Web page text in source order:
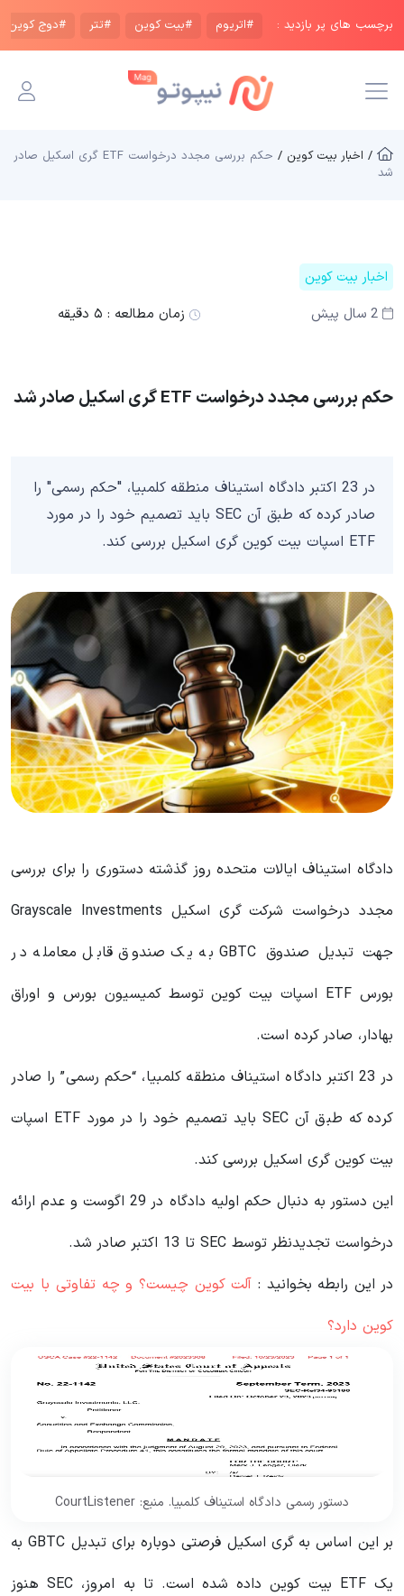
برچسب های پر بازدید : #اتریوم #بیت کوین #تتر #دوج کوین
/ اخبار بیت کوین /
حکم بررسی مجدد درخواست ETF گری اسکیل صادر
شد
اخبار بیت کوین
2 سال پیش
زمان مطالعه : ۵ دقیقه
حکم بررسی مجدد درخواست ETF گری اسکیل صادر شد
در 23 اکتبر دادگاه استیناف منطقه کلمبیا، "حکم رسمی" را
صادر کرده که طبق آن SEC باید تصمیم خود را در مورد
ETF اسپات بیت کوین گری اسکیل بررسی کند.
دادگاه استیناف ایالات متحده روز گذشته دستوری را برای بررسی
مجدد درخواست شرکت گری اسکیل Grayscale Investments
جهت تبدیل صندوق GBTC به یک صندوق قابل معامله در
بورس ETF اسپات بیت کوین توسط کمیسیون بورس و اوراق
بهادار، صادر کرده است.
در 23 اکتبر دادگاه استیناف منطقه کلمبیا، “حکم رسمی” را صادر
کرده که طبق آن SEC باید تصمیم خود را در مورد ETF اسپات
بیت کوین گری اسکیل بررسی کند.
این دستور به دنبال حکم اولیه دادگاه در 29 اگوست و عدم ارائه
درخواست تجدیدنظر توسط SEC تا 13 اکتبر صادر شد.
در این رابطه بخوانید‌ :آلت کوین چیست؟ و چه تفاوتی با بیت
کوین دارد؟
دستور رسمی دادگاه استیناف کلمبیا. منبع: CourtListener
بر این اساس به گری اسکیل فرصتی دوباره برای تبدیل GBTC به
یک ETF بیت کوین داده شده است. تا به امروز، SEC هنوز